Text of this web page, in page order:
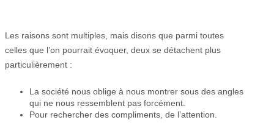
Les raisons sont multiples, mais disons que parmi toutes
celles que l’on pourrait évoquer, deux se détachent plus
particulièrement :
La société nous oblige à nous montrer sous des angles
qui ne nous ressemblent pas forcément.
Pour rechercher des compliments, de l’attention.